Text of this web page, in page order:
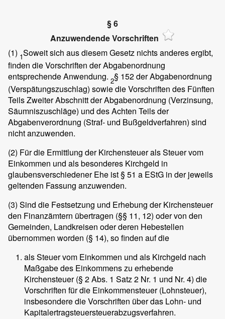
§ 6
Anzuwendende Vorschriften
(1) 1Soweit sich aus diesem Gesetz nichts anderes ergibt,
finden die Vorschriften der Abgabenordnung
entsprechende Anwendung. 2§ 152 der Abgabenordnung
(Verspätungszuschlag) sowie die Vorschriften des Fünften
Teils Zweiter Abschnitt der Abgabenordnung (Verzinsung,
Säumniszuschläge) und des Achten Teils der
Abgabenverordnung (Straf- und Bußgeldverfahren) sind
nicht anzuwenden.
(2) Für die Ermittlung der Kirchensteuer als Steuer vom
Einkommen und als besonderes Kirchgeld in
glaubensverschiedener Ehe ist § 51 a EStG in der jeweils
geltenden Fassung anzuwenden.
(3) Sind die Festsetzung und Erhebung der Kirchensteuer
den Finanzämtern übertragen (§§ 11, 12) oder von den
Gemeinden, Landkreisen oder deren Hebestellen
übernommen worden (§ 14), so finden auf die
als Steuer vom Einkommen und als Kirchgeld nach
Maßgabe des Einkommens zu erhebende
Kirchensteuer (§ 2 Abs. 1 Satz 2 Nr. 1 und Nr. 4) die
Vorschriften für die Einkommensteuer (Lohnsteuer),
insbesondere die Vorschriften über das Lohn- und
Kapitalertragsteuersteuerabzugsverfahren.